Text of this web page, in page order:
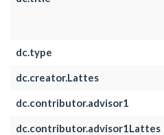
dc.type
dc.creator.Lattes
dc.contributor.advisor1
dc.contributor.advisor1Lattes